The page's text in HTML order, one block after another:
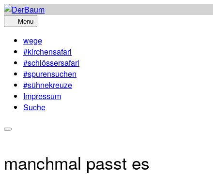
Skip
to
Menu
wege
#kirchensafari
#schlössersafari
#spurensuchen
#sühnekreuze
Impressum
Suche
manchmal passt es